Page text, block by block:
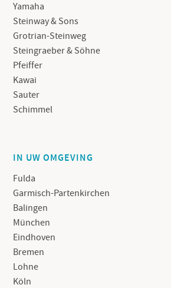
Yamaha
Steinway & Sons
Grotrian-Steinweg
Steingraeber & Söhne
Pfeiffer
Kawai
Sauter
Schimmel
IN UW OMGEVING
Fulda
Garmisch-Partenkirchen
Balingen
München
Eindhoven
Bremen
Lohne
Köln